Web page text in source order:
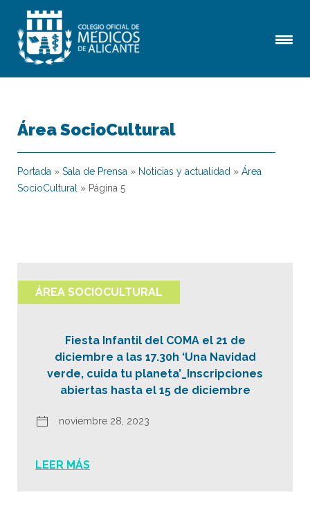
Área SocioCultural
Portada » Sala de Prensa » Noticias y actualidad » Área
SocioCultural
» Página 5
ÁREA SOCIOCULTURAL
Fiesta Infantil del COMA el 21 de
diciembre a las 17.30h ‘Una Navidad
verde, cuida tu planeta’_Inscripciones
abiertas hasta el 15 de diciembre
noviembre 28, 2023
LEER MÁS